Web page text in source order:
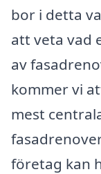
bor i detta
att veta vad
av
kommer vi
mest
företag kan